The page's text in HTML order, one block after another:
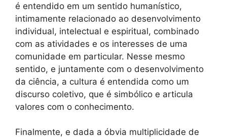
é entendido em um sentido humanístico,
intimamente relacionado ao desenvolvimento
individual, intelectual e espiritual, combinado
com as atividades e os interesses de uma
comunidade em particular. Nesse mesmo
sentido, e juntamente com o desenvolvimento
da ciência, a cultura é entendida como um
discurso coletivo, que é simbólico e articula
valores com o conhecimento.
Finalmente, e dada a óbvia multiplicidade de